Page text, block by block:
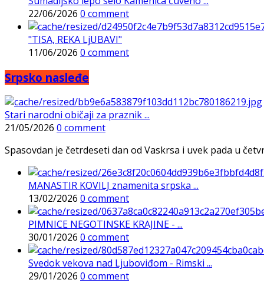
22/06/2026 0 comment
"TISA, REKA LjUBAVI"
11/06/2026 0 comment
Srpsko nasleđe
Stari narodni običaji za praznik ...
21/05/2026 0 comment
Spasovdan je četrdeseti dan od Vaskrsa i uvek pada u
MANASTIR KOVILJ znamenita srpska ...
13/02/2026 0 comment
PIMNICE NEGOTINSKE KRAJINE - ...
30/01/2026 0 comment
Svedok vekova nad Ljuboviđom - Rimski ...
29/01/2026 0 comment